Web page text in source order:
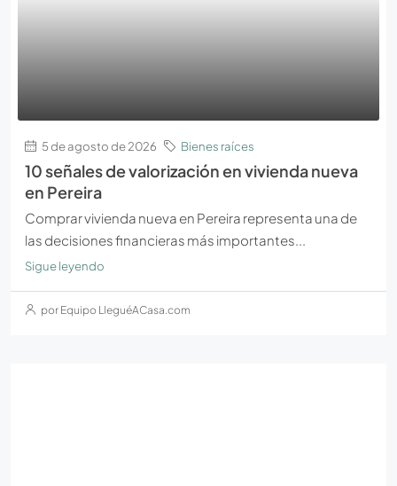
5 de agosto de 2026 Bienes raíces
10 señales de valorización en vivienda nueva
en Pereira
Comprar vivienda nueva en Pereira representa una de
las decisiones financieras más importantes...
Sigue leyendo
por Equipo LleguéACasa.com